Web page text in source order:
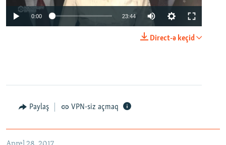
0:00 23:44
Direct-ə keçid
Paylaş VPN-siz açmaq